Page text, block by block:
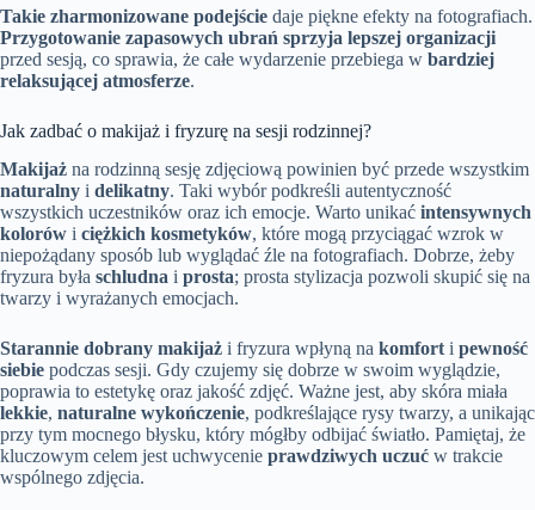
Takie zharmonizowane podejście daje piękne efekty na fotografiach.
Przygotowanie zapasowych ubrań sprzyja lepszej organizacji
przed sesją, co sprawia, że całe wydarzenie przebiega w bardziej
relaksującej atmosferze.
Jak zadbać o makijaż i fryzurę na sesji rodzinnej?
Makijaż na rodzinną sesję zdjęciową powinien być przede wszystkim
naturalny i delikatny. Taki wybór podkreśli autentyczność
wszystkich uczestników oraz ich emocje. Warto unikać intensywnych
kolorów i ciężkich kosmetyków, które mogą przyciągać wzrok w
niepożądany sposób lub wyglądać źle na fotografiach. Dobrze, żeby
fryzura była schludna i prosta; prosta stylizacja pozwoli skupić się na
twarzy i wyrażanych emocjach.
Starannie dobrany makijaż i fryzura wpłyną na komfort i pewność
siebie podczas sesji. Gdy czujemy się dobrze w swoim wyglądzie,
poprawia to estetykę oraz jakość zdjęć. Ważne jest, aby skóra miała
lekkie, naturalne wykończenie, podkreślające rysy twarzy, a unikając
przy tym mocnego błysku, który mógłby odbijać światło. Pamiętaj, że
kluczowym celem jest uchwycenie prawdziwych uczuć w trakcie
wspólnego zdjęcia.